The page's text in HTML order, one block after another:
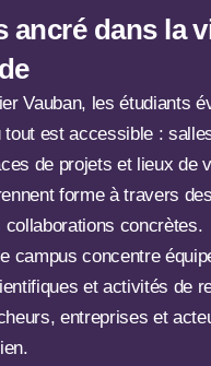
ancré dans la
Vauban, les étudiants
tout est accessible :
de projets et lieux de
forme à travers
concrètes.
campus concentre
et activités de
entreprises et